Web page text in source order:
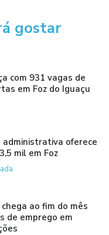
gostar
com 931 vagas de
em Foz do Iguaçu
administrativa oferece
mil em Foz
ao fim do mês
de emprego em